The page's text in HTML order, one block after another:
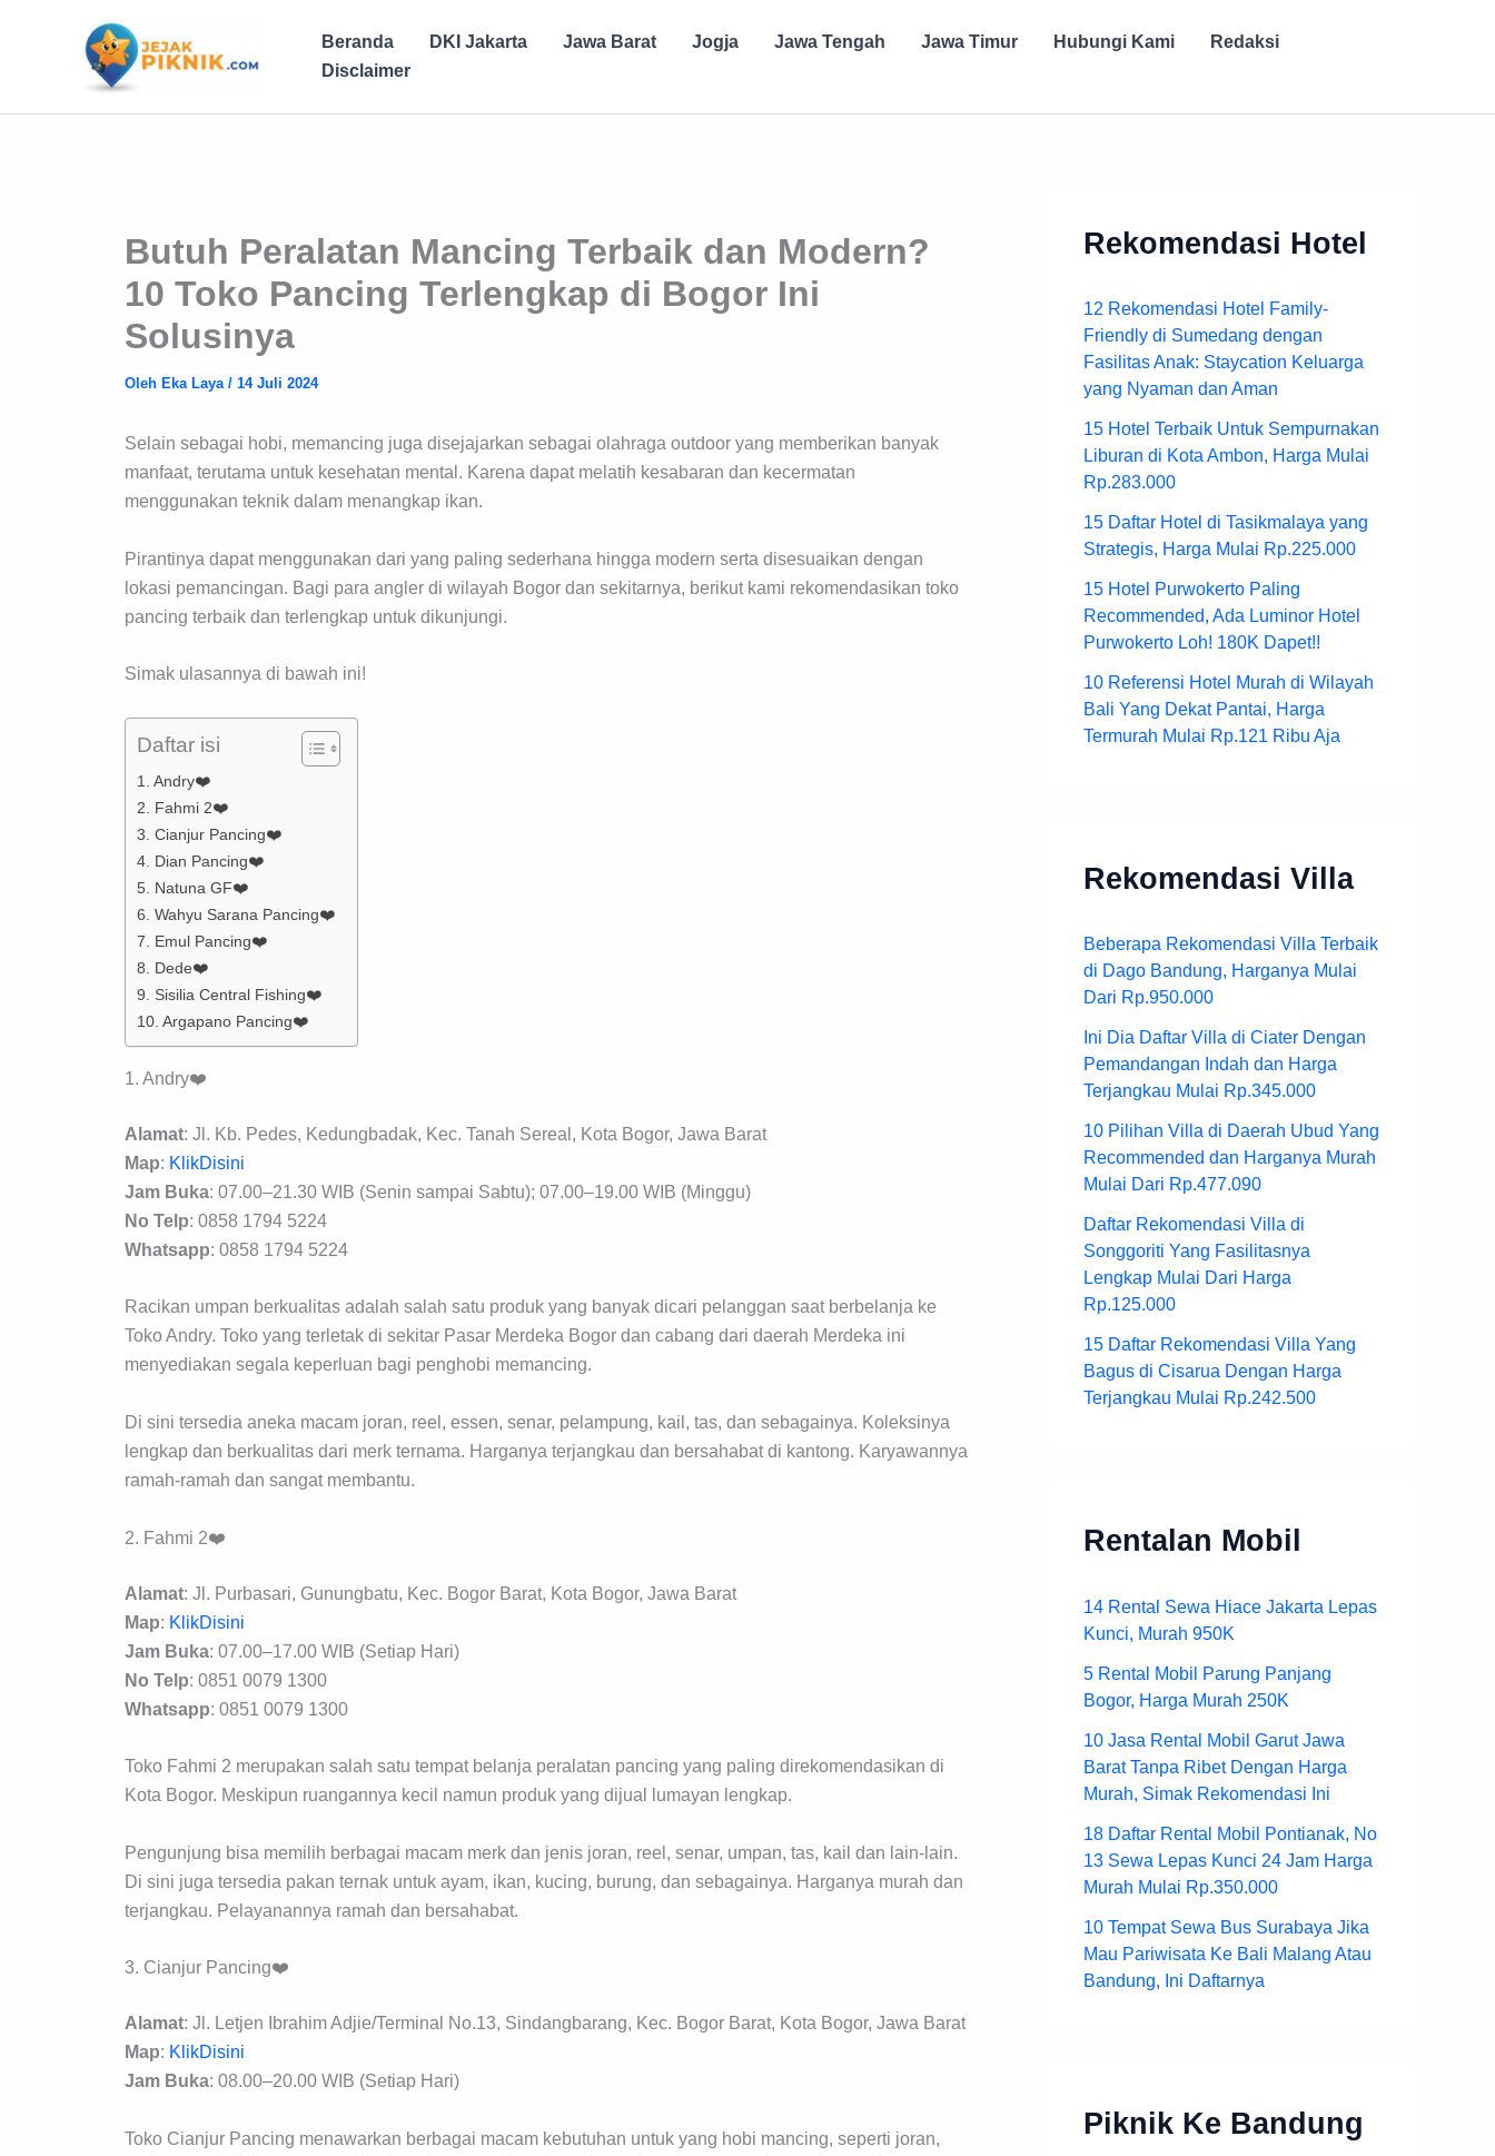
Beranda DKI Jakarta Jawa Barat Jogja Jawa Tengah Jawa Timur Hubungi Kami
Redaksi
Disclaimer
Butuh Peralatan Mancing Terbaik dan Modern?
10 Toko Pancing Terlengkap di Bogor Ini
Solusinya
Oleh Eka Laya / 14 Juli 2024
Selain sebagai hobi, memancing juga disejajarkan sebagai olahraga outdoor yang memberikan banyak
manfaat, terutama untuk kesehatan mental. Karena dapat melatih kesabaran dan kecermatan
menggunakan teknik dalam menangkap ikan.
Pirantinya dapat menggunakan dari yang paling sederhana hingga modern serta disesuaikan dengan
lokasi pemancingan. Bagi para angler di wilayah Bogor dan sekitarnya, berikut kami rekomendasikan toko
pancing terbaik dan terlengkap untuk dikunjungi.
Simak ulasannya di bawah ini!
Daftar isi
1. Andry❤️
2. Fahmi 2❤️
3. Cianjur Pancing❤️
4. Dian Pancing❤️
5. Natuna GF❤️
6. Wahyu Sarana Pancing❤️
7. Emul Pancing❤️
8. Dede❤️
9. Sisilia Central Fishing❤️
10. Argapano Pancing❤️
1. Andry❤️
Alamat: Jl. Kb. Pedes, Kedungbadak, Kec. Tanah Sereal, Kota Bogor, Jawa Barat
Map: KlikDisini
Jam Buka: 07.00–21.30 WIB (Senin sampai Sabtu); 07.00–19.00 WIB (Minggu)
No Telp: 0858 1794 5224
Whatsapp: 0858 1794 5224
Racikan umpan berkualitas adalah salah satu produk yang banyak dicari pelanggan saat berbelanja ke
Toko Andry. Toko yang terletak di sekitar Pasar Merdeka Bogor dan cabang dari daerah Merdeka ini
menyediakan segala keperluan bagi penghobi memancing.
Di sini tersedia aneka macam joran, reel, essen, senar, pelampung, kail, tas, dan sebagainya. Koleksinya
lengkap dan berkualitas dari merk ternama. Harganya terjangkau dan bersahabat di kantong. Karyawannya
ramah-ramah dan sangat membantu.
2. Fahmi 2❤️
Alamat: Jl. Purbasari, Gunungbatu, Kec. Bogor Barat, Kota Bogor, Jawa Barat
Map: KlikDisini
Jam Buka: 07.00–17.00 WIB (Setiap Hari)
No Telp: 0851 0079 1300
Whatsapp: 0851 0079 1300
Toko Fahmi 2 merupakan salah satu tempat belanja peralatan pancing yang paling direkomendasikan di
Kota Bogor. Meskipun ruangannya kecil namun produk yang dijual lumayan lengkap.
Pengunjung bisa memilih berbagai macam merk dan jenis joran, reel, senar, umpan, tas, kail dan lain-lain.
Di sini juga tersedia pakan ternak untuk ayam, ikan, kucing, burung, dan sebagainya. Harganya murah dan
terjangkau. Pelayanannya ramah dan bersahabat.
3. Cianjur Pancing❤️
Alamat: Jl. Letjen Ibrahim Adjie/Terminal No.13, Sindangbarang, Kec. Bogor Barat, Kota Bogor, Jawa Barat
Map: KlikDisini
Jam Buka: 08.00–20.00 WIB (Setiap Hari)
Toko Cianjur Pancing menawarkan berbagai macam kebutuhan untuk yang hobi mancing, seperti joran,
Rekomendasi Hotel
12 Rekomendasi Hotel Family-
Friendly di Sumedang dengan
Fasilitas Anak: Staycation Keluarga
yang Nyaman dan Aman
15 Hotel Terbaik Untuk Sempurnakan
Liburan di Kota Ambon, Harga Mulai
Rp.283.000
15 Daftar Hotel di Tasikmalaya yang
Strategis, Harga Mulai Rp.225.000
15 Hotel Purwokerto Paling
Recommended, Ada Luminor Hotel
Purwokerto Loh! 180K Dapet!!
10 Referensi Hotel Murah di Wilayah
Bali Yang Dekat Pantai, Harga
Termurah Mulai Rp.121 Ribu Aja
Rekomendasi Villa
Beberapa Rekomendasi Villa Terbaik
di Dago Bandung, Harganya Mulai
Dari Rp.950.000
Ini Dia Daftar Villa di Ciater Dengan
Pemandangan Indah dan Harga
Terjangkau Mulai Rp.345.000
10 Pilihan Villa di Daerah Ubud Yang
Recommended dan Harganya Murah
Mulai Dari Rp.477.090
Daftar Rekomendasi Villa di
Songgoriti Yang Fasilitasnya
Lengkap Mulai Dari Harga
Rp.125.000
15 Daftar Rekomendasi Villa Yang
Bagus di Cisarua Dengan Harga
Terjangkau Mulai Rp.242.500
Rentalan Mobil
14 Rental Sewa Hiace Jakarta Lepas
Kunci, Murah 950K
5 Rental Mobil Parung Panjang
Bogor, Harga Murah 250K
10 Jasa Rental Mobil Garut Jawa
Barat Tanpa Ribet Dengan Harga
Murah, Simak Rekomendasi Ini
18 Daftar Rental Mobil Pontianak, No
13 Sewa Lepas Kunci 24 Jam Harga
Murah Mulai Rp.350.000
10 Tempat Sewa Bus Surabaya Jika
Mau Pariwisata Ke Bali Malang Atau
Bandung, Ini Daftarnya
Piknik Ke Bandung